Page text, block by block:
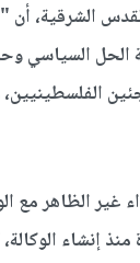
الشرقية، أن
السياسي
الظاهر مع
الوكالة،